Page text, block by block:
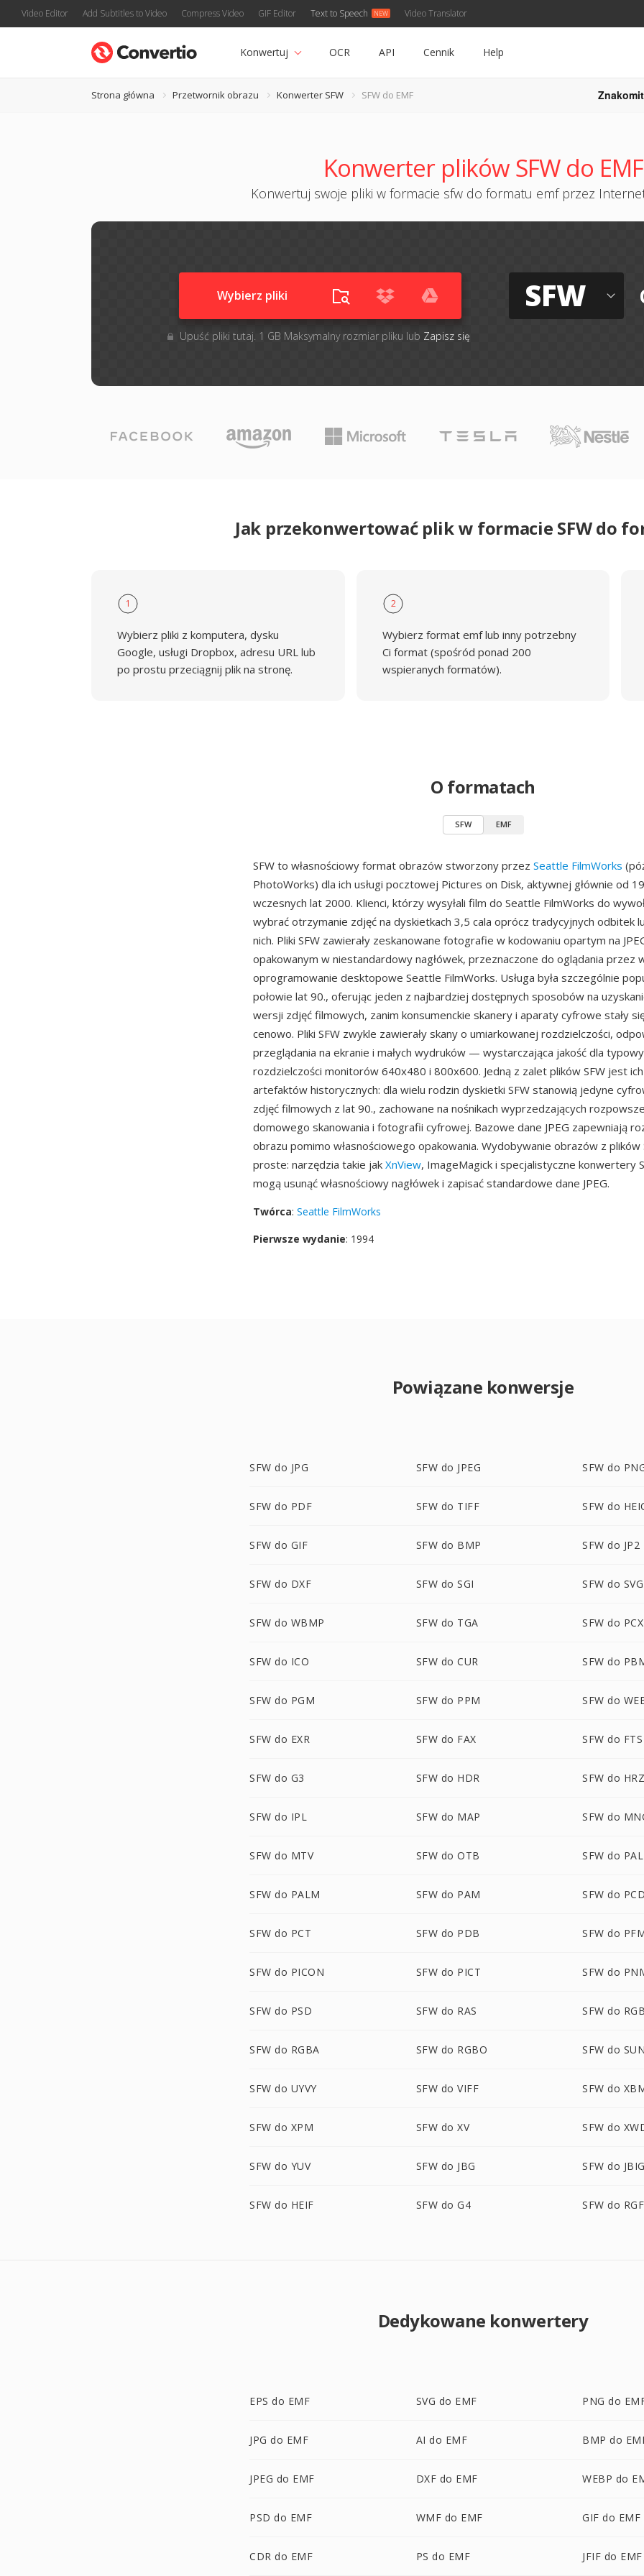
Video Editor Add Subtitles to Video Compress Video GIF Editor Text to Speech Video Translator
Konwertuj OCR API Cennik Help
Strona główna Przetwornik obrazu Konwerter SFW SFW do EMF
Konwerter plików SFW do EMF
Konwertuj swoje pliki w formacie sfw do formatu emf przez
Wybierz pliki
Upuść pliki tutaj. 1 GB Maksymalny rozmiar pliku lub Zapisz się
SFW
Jak przekonwertować plik w formacie SFW do
1
Wybierz pliki z komputera, dysku
Google, usługi Dropbox, adresu URL lub
po prostu przeciągnij plik na stronę.
2
Wybierz format emf lub inny potrzebny
Ci format (spośród ponad 200
wspieranych formatów).
O formatach
SFW EMF
SFW to własnościowy format obrazów stworzony przez Seattle FilmWorks
PhotoWorks) dla ich usługi pocztowej Pictures on Disk, aktywnej głównie od
wczesnych lat 2000. Klienci, którzy wysyłali film do Seattle FilmWorks do
wybrać otrzymanie zdjęć na dyskietkach 3,5 cala oprócz tradycyjnych odbitek
nich. Pliki SFW zawierały zeskanowane fotografie w kodowaniu opartym na
opakowanym w niestandardowy nagłówek, przeznaczone do oglądania przez
oprogramowanie desktopowe Seattle FilmWorks. Usługa była szczególnie
połowie lat 90., oferując jeden z najbardziej dostępnych sposobów na
wersji zdjęć filmowych, zanim konsumenckie skanery i aparaty cyfrowe stały
cenowo. Pliki SFW zwykle zawierały skany o umiarkowanej rozdzielczości,
przeglądania na ekranie i małych wydruków — wystarczająca jakość dla
rozdzielczości monitorów 640x480 i 800x600. Jedną z zalet plików SFW jest
artefaktów historycznych: dla wielu rodzin dyskietki SFW stanowią jedyne
zdjęć filmowych z lat 90., zachowane na nośnikach wyprzedzających
domowego skanowania i fotografii cyfrowej. Bazowe dane JPEG zapewniają
obrazu pomimo własnościowego opakowania. Wydobywanie obrazów z plików
proste: narzędzia takie jak XnView, ImageMagick i specjalistyczne konwertery
mogą usunąć własnościowy nagłówek i zapisać standardowe dane JPEG.
Twórca: Seattle FilmWorks
Pierwsze wydanie: 1994
Powiązane konwersje
SFW do JPG SFW do JPEG SFW do
SFW do PDF SFW do TIFF SFW do
SFW do GIF SFW do BMP SFW do JP2
SFW do DXF SFW do SGI SFW do SVG
SFW do WBMP SFW do TGA SFW do PCX
SFW do ICO SFW do CUR SFW do
SFW do PGM SFW do PPM SFW do
SFW do EXR SFW do FAX SFW do FTS
SFW do G3 SFW do HDR SFW do
SFW do IPL SFW do MAP SFW do
SFW do MTV SFW do OTB SFW do PAL
SFW do PALM SFW do PAM SFW do
SFW do PCT SFW do PDB SFW do
SFW do PICON SFW do PICT SFW do
SFW do PSD SFW do RAS SFW do
SFW do RGBA SFW do RGBO SFW do
SFW do UYVY SFW do VIFF SFW do
SFW do XPM SFW do XV SFW do
SFW do YUV SFW do JBG SFW do
SFW do HEIF SFW do G4 SFW do RGF
Dedykowane konwertery
EPS do EMF SVG do EMF PNG do
JPG do EMF AI do EMF BMP do
JPEG do EMF DXF do EMF WEBP do
PSD do EMF WMF do EMF GIF do EMF
CDR do EMF PS do EMF JFIF do EMF